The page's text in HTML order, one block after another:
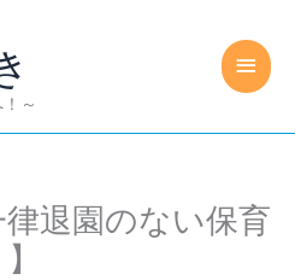
～
メ
メ
ニ
律退園のない保育